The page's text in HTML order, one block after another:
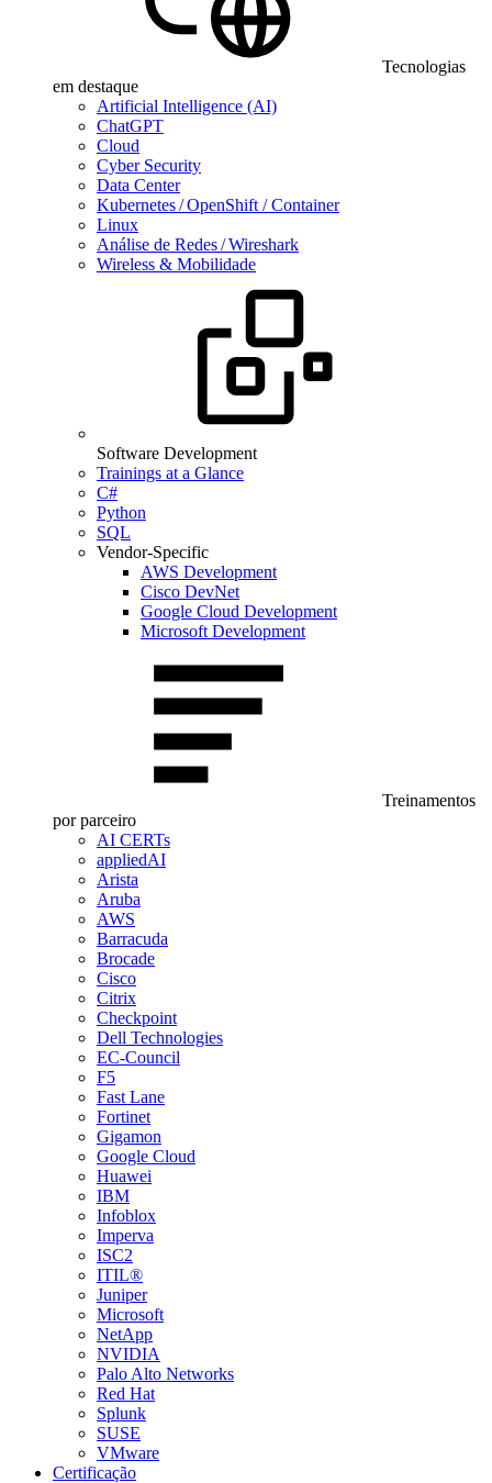
Tecnologias
em destaque
Artificial Intelligence (AI)
ChatGPT
Cloud
Cyber Security
Data Center
Kubernetes / OpenShift / Container
Linux
Análise de Redes / Wireshark
Wireless & Mobilidade
Software Development
Trainings at a Glance
C#
Python
SQL
Vendor-Specific
AWS Development
Cisco DevNet
Google Cloud Development
Microsoft Development
Treinamentos
por parceiro
AI CERTs
appliedAI
Arista
Aruba
AWS
Barracuda
Brocade
Cisco
Citrix
Checkpoint
Dell Technologies
EC-Council
F5
Fast Lane
Fortinet
Gigamon
Google Cloud
Huawei
IBM
Infoblox
Imperva
ISC2
ITIL®
Juniper
Microsoft
NetApp
NVIDIA
Palo Alto Networks
Red Hat
Splunk
SUSE
VMware
Certificação